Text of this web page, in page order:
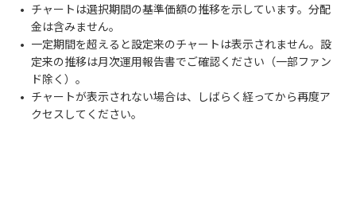
チャートは選択期間の基準価額の推移を示しています。分配
金は含みません。
一定期間を超えると設定来のチャートは表示されません。設
定来の推移は月次運用報告書でご確認ください（一部ファン
ド除く）。
チャートが表示されない場合は、しばらく経ってから再度ア
クセスしてください。